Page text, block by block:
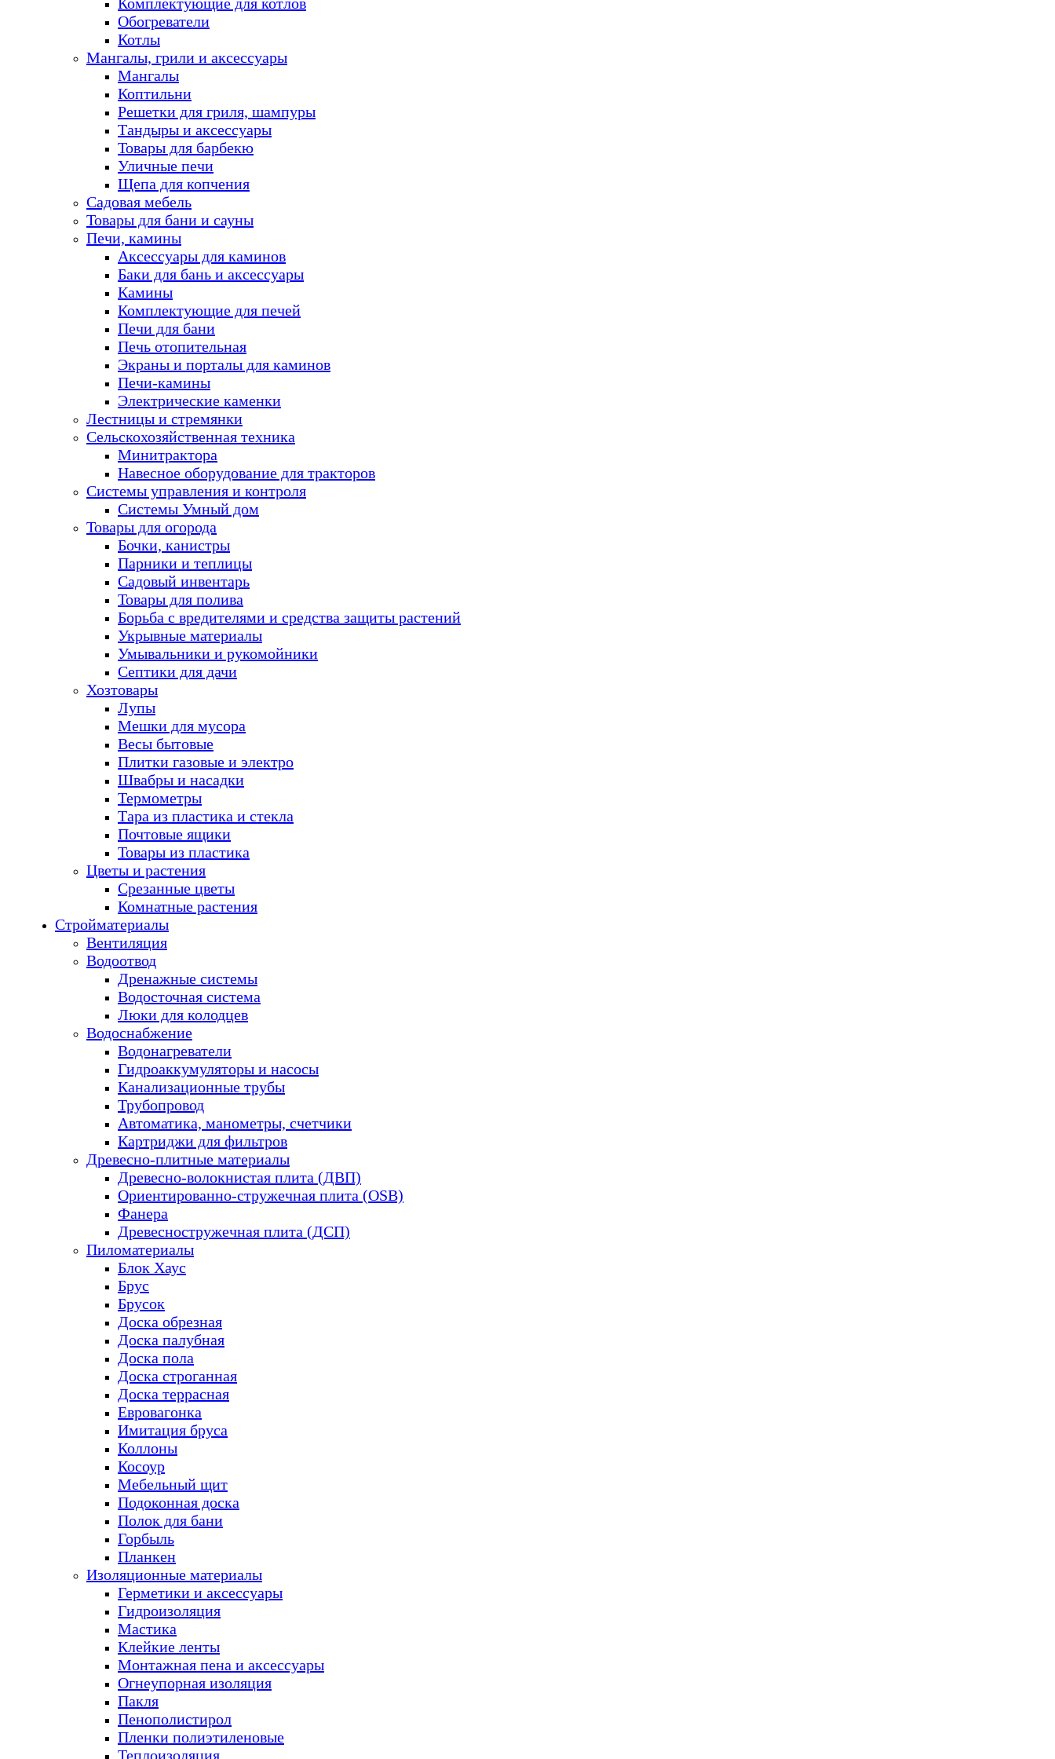
Обогреватели
Котлы
Мангалы, грили и аксессуары
Мангалы
Коптильни
Решетки для гриля, шампуры
Тандыры и аксессуары
Товары для барбекю
Уличные печи
Щепа для копчения
Садовая мебель
Товары для бани и сауны
Печи, камины
Аксессуары для каминов
Баки для бань и аксессуары
Камины
Комплектующие для печей
Печи для бани
Печь отопительная
Экраны и порталы для каминов
Печи-камины
Электрические каменки
Лестницы и стремянки
Сельскохозяйственная техника
Минитрактора
Навесное оборудование для тракторов
Системы управления и контроля
Системы Умный дом
Товары для огорода
Бочки, канистры
Парники и теплицы
Садовый инвентарь
Товары для полива
Борьба с вредителями и средства защиты растений
Укрывные материалы
Умывальники и рукомойники
Септики для дачи
Хозтовары
Лупы
Мешки для мусора
Весы бытовые
Плитки газовые и электро
Швабры и насадки
Термометры
Тара из пластика и стекла
Почтовые ящики
Товары из пластика
Цветы и растения
Срезанные цветы
Комнатные растения
Стройматериалы
Вентиляция
Водоотвод
Дренажные системы
Водосточная система
Люки для колодцев
Водоснабжение
Водонагреватели
Гидроаккумуляторы и насосы
Канализационные трубы
Трубопровод
Автоматика, манометры, счетчики
Картриджи для фильтров
Древесно-плитные материалы
Древесно-волокнистая плита (ДВП)
Ориентированно-стружечная плита (OSB)
Фанера
Древесностружечная плита (ДСП)
Пиломатериалы
Блок Хаус
Брус
Брусок
Доска обрезная
Доска палубная
Доска пола
Доска строганная
Доска террасная
Евровагонка
Имитация бруса
Коллоны
Косоур
Мебельный щит
Подоконная доска
Полок для бани
Горбыль
Планкен
Изоляционные материалы
Герметики и аксессуары
Гидроизоляция
Мастика
Клейкие ленты
Монтажная пена и аксессуары
Огнеупорная изоляция
Пакля
Пенополистирол
Пленки полиэтиленовые
Теплоизоляция